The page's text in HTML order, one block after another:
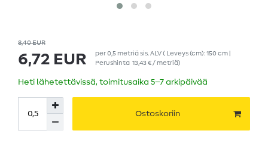
8,40 EUR
6,72 EUR per0,5 metriäsis. ALV( Leveys (cm): 150 cm |
Perushinta 13,43 € / metriä)
Heti lähetettävissä, toimitusaika 5–7 arkipäivää
Ostoskoriin